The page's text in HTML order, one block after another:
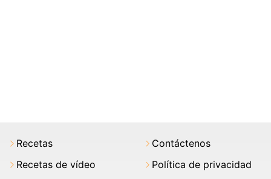
Recetas
Recetas de vídeo
Contáctenos
Política de privacidad